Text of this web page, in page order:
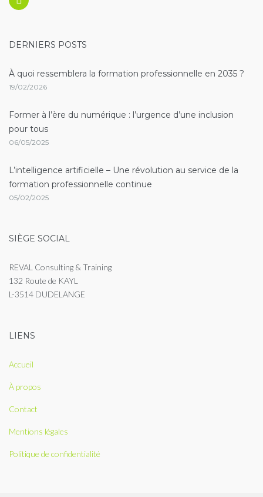
DERNIERS POSTS
À quoi ressemblera la formation professionnelle en 2035 ?
19/02/2026
Former à l’ère du numérique : l’urgence d’une inclusion
pour tous
06/05/2025
L’intelligence artificielle – Une révolution au service de la
formation professionnelle continue
05/02/2025
SIÈGE SOCIAL
REVAL Consulting & Training
132 Route de KAYL
L-3514 DUDELANGE
LIENS
Accueil
À propos
Contact
Mentions légales
Politique de confidentialité